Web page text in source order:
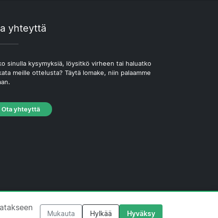
yhteyttä
sinulla kysymyksiä, löysitkö virheen tai haluatko
meille ottelusta? Täytä lomake, niin palaamme
Ota yhteyttä
·Toimituksellinen käytäntö
Mukauta Hylkää Hyväksy